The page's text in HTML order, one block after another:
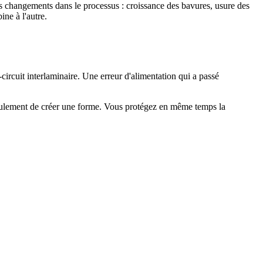
dans le processus : croissance des bavures, usure des
à l'autre.
interlaminaire. Une erreur d'alimentation qui a passé
de créer une forme. Vous protégez en même temps la